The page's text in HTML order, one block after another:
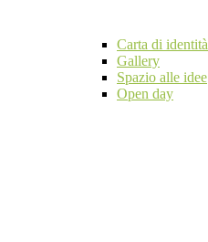
Carta di identità
Gallery
Spazio alle idee
Open day